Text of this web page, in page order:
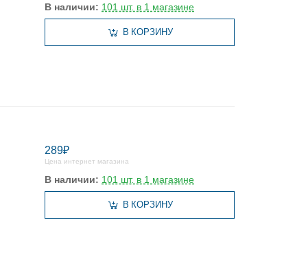
В наличии: 101 шт. в 1 магазине
В КОРЗИНУ
289₽
Цена интернет магазина
В наличии: 101 шт. в 1 магазине
В КОРЗИНУ